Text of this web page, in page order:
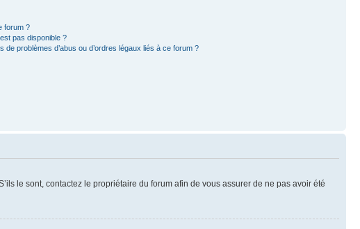
forum ?
pas disponible ?
de problèmes d’abus ou d’ordres légaux liés à ce forum ?
le sont, contactez le propriétaire du forum afin de vous assurer de ne pas avoir été